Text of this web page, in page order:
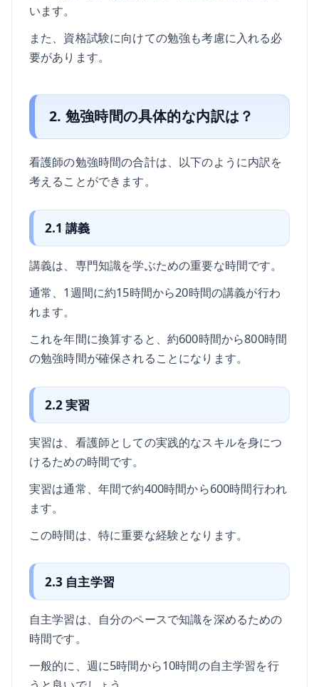
います。
また、資格試験に向けての勉強も考慮に入れる必
要があります。
2. 勉強時間の具体的な内訳は？
看護師の勉強時間の合計は、以下のように内訳を
考えることができます。
2.1 講義
講義は、専門知識を学ぶための重要な時間です。
通常、1週間に約15時間から20時間の講義が行わ
れます。
これを年間に換算すると、約600時間から800時間
の勉強時間が確保されることになります。
2.2 実習
実習は、看護師としての実践的なスキルを身につ
けるための時間です。
実習は通常、年間で約400時間から600時間行われ
ます。
この時間は、特に重要な経験となります。
2.3 自主学習
自主学習は、自分のペースで知識を深めるための
時間です。
一般的に、週に5時間から10時間の自主学習を行